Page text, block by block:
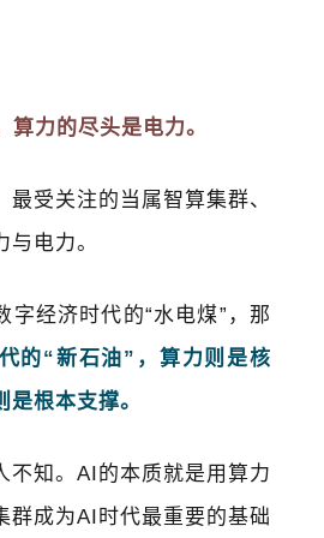
力的尽头是电力。
受关注的当属智算集群、
电力。
字经济时代的“水电煤”，那
的“新石油”，算力则是核
根本支撑。
不知。AI的本质就是用算力
群成为AI时代最重要的基础